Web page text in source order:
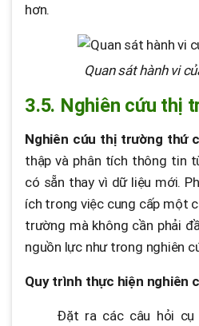
hơn.
Quan sát hành vi
3.5. Nghiên cứu thị
Nghiên cứu thị trường thứ
thập và phân tích thông tin
có sẵn thay vì dữ liệu mới.
ích trong việc cung cấp một
trường mà không cần phải
nguồn lực như trong nghiên
Quy trình thực hiện nghiên
Đặt ra các câu hỏi cụ